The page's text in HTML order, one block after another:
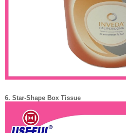
6. Star-Shape Box Tissue